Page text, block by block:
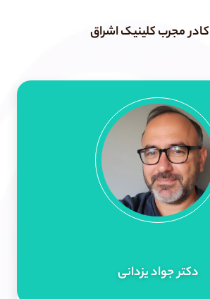
کادر مجرب کلینیک اشراق
دکتر جواد یزدانی